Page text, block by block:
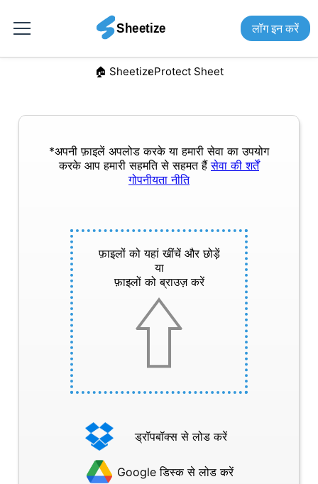
लॉग इन करें
🏠︎ SheetizeProtect Sheet
*अपनी फ़ाइलें अपलोड करके या हमारी सेवा का उपयोग
करके आप हमारी सहमति से सहमत हैंसेवा की शर्तें
गोपनीयता नीति
फ़ाइलों को यहां खींचें और छोड़ें
या
फ़ाइलों को ब्राउज़ करें
ड्रॉपबॉक्स से लोड करें
Google डिस्क से लोड करें